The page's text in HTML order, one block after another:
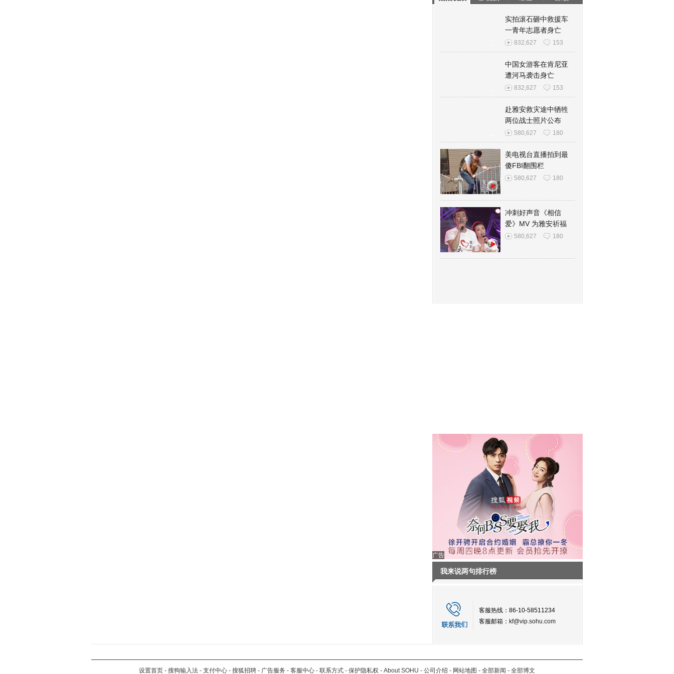
实拍滚石砸中救援车
一青年志愿者身亡
832,627 153
中国女游客在肯尼亚
遭河马袭击身亡
832,627 153
赴雅安救灾途中牺牲
两位战士照片公布
580,627 180
美电视台直播拍到最
傻FBI翻围栏
580,627 180
冲刺好声音《相信
爱》MV 为雅安祈福
580,627 180
广告
我来说两句排行榜
客服热线：86-10-58511234
客服邮箱： kf@vip.sohu.com
设置首页 - 搜狗输入法 - 支付中心 - 搜狐招聘 - 广告服务 - 客服中心 - 联系方式 - 保护隐私权 - About SOHU - 公司介绍 - 网站地图 - 全部新闻 - 全部博文